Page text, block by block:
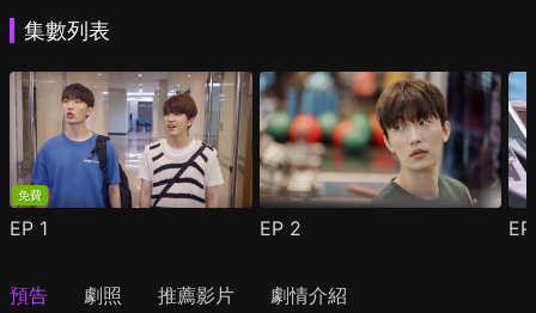
集數列表
免費
EP 1 EP 2
預告 劇照 推薦影片 劇情介紹